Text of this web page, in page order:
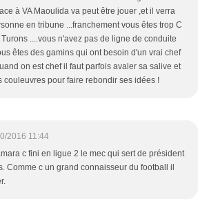
2016 11:44
c fini en ligue 2 le mec qui sert de président
Comme c un grand connaisseur du football il